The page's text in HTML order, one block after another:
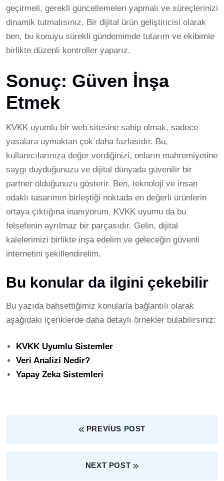
geçirmeli, gerekli güncellemeleri yapmalı ve süreçlerinizi
dinamik tutmalısınız. Bir dijital ürün geliştiricisi olarak
ben, bu konuyu sürekli gündemimde tutarım ve ekibimle
birlikte düzenli kontroller yaparız.
Sonuç: Güven İnşa
Etmek
KVKK uyumlu bir web sitesine sahip olmak, sadece
yasalara uymaktan çok daha fazlasıdır. Bu,
kullanıcılarınıza değer verdiğinizi, onların mahremiyetine
saygı duyduğunuzu ve dijital dünyada güvenilir bir
partner olduğunuzu gösterir. Ben, teknoloji ve insan
odaklı tasarımın birleştiği noktada en değerli ürünlerin
ortaya çıktığına inanıyorum. KVKK uyumu da bu
felsefenin ayrılmaz bir parçasıdır. Gelin, dijital
kalelerimizi birlikte inşa edelim ve geleceğin güvenli
internetini şekillendirelim.
Bu konular da ilgini çekebilir
Bu yazıda bahsettiğimiz konularla bağlantılı olarak
aşağıdaki içeriklerde daha detaylı örnekler bulabilirsiniz:
KVKK Uyumlu Sistemler
Veri Analizi Nedir?
Yapay Zeka Sistemleri
PREVIUS POST
NEXT POST